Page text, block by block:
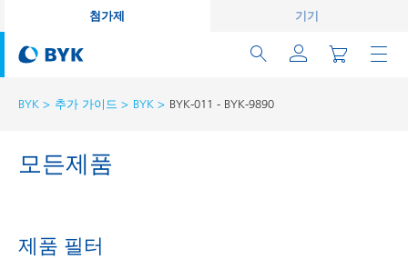
첨가제 기기
BYK 추가 가이드 BYK BYK-011 - BYK-9890
모든제품
제품 필터